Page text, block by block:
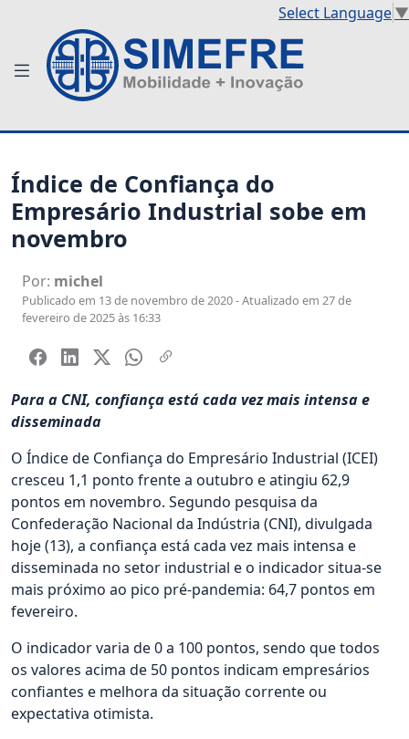
Select Language▼
Índice de Confiança do
Empresário Industrial sobe em
novembro
Por: michel
Publicado em 13 de novembro de 2020 - Atualizado em 27 de
fevereiro de 2025 às 16:33
Para a CNI, confiança está cada vez mais intensa e
disseminada
O Índice de Confiança do Empresário Industrial (ICEI)
cresceu 1,1 ponto frente a outubro e atingiu 62,9
pontos em novembro. Segundo pesquisa da
Confederação Nacional da Indústria (CNI), divulgada
hoje (13), a confiança está cada vez mais intensa e
disseminada no setor industrial e o indicador situa-se
mais próximo ao pico pré-pandemia: 64,7 pontos em
fevereiro.
O indicador varia de 0 a 100 pontos, sendo que todos
os valores acima de 50 pontos indicam empresários
confiantes e melhora da situação corrente ou
expectativa otimista.